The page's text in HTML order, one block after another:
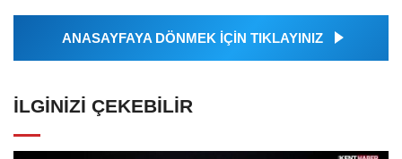
ANASAYFAYA DÖNMEK İÇİN TIKLAYINIZ
İLGINIZI ÇEKEBILIR